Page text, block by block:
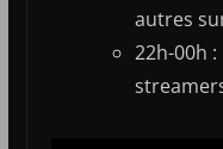
autres
22h-00h